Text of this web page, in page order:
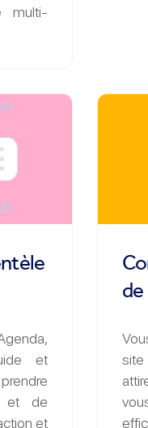
multi-
et
et de
et
de